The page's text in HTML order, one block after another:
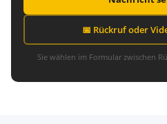
📅 Rückruf oder
Sie wählen im Formular zwischen